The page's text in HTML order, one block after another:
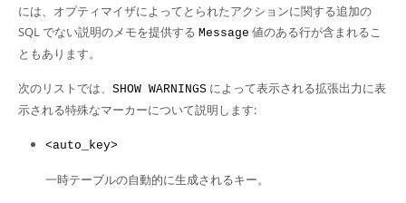
には、オプティマイザによってとられたアクションに関する追加の
SQL でない説明のメモを提供する Message 値のある行が含まれるこ
ともあります。
次のリストでは、 SHOW WARNINGS によって表示される拡張出力に表
示される特殊なマーカーについて説明します:
<auto_key>
一時テーブルの自動的に生成されるキー。